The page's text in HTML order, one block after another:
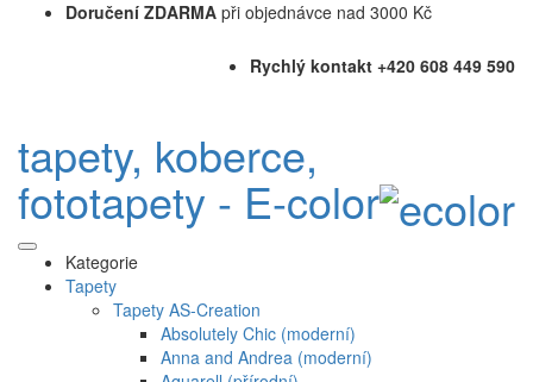
Doručení ZDARMA při objednávce nad 3000 Kč
Rychlý kontakt +420 608 449 590
tapety, koberce,
fototapety - E-color
Kategorie
Tapety
Tapety AS-Creation
Absolutely Chic (moderní)
Anna and Andrea (moderní)